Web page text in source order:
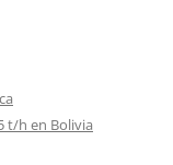
t/h en Bolivia